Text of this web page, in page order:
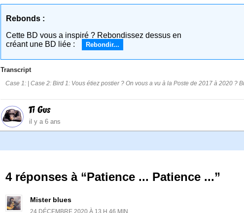
Rebonds :
Cette BD vous a inspiré ? Rebondissez dessus en
créant une BD liée :
Rebondir...
Transcript
Case 1: | Case 2: Bird 1: Vous étiez postier ? On vous a vu à la Poste de 2017 à 2020 ?
Ti Gus
il y a 6 ans
4 réponses à “Patience ... Patience ...”
Mister blues
24 DÉCEMBRE 2020 À 13 H 46 MIN